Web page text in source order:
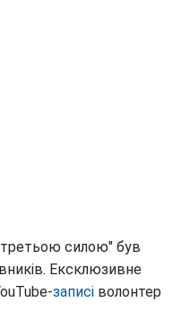
"третьою силою" був
Ексклюзивне
записі волонтер